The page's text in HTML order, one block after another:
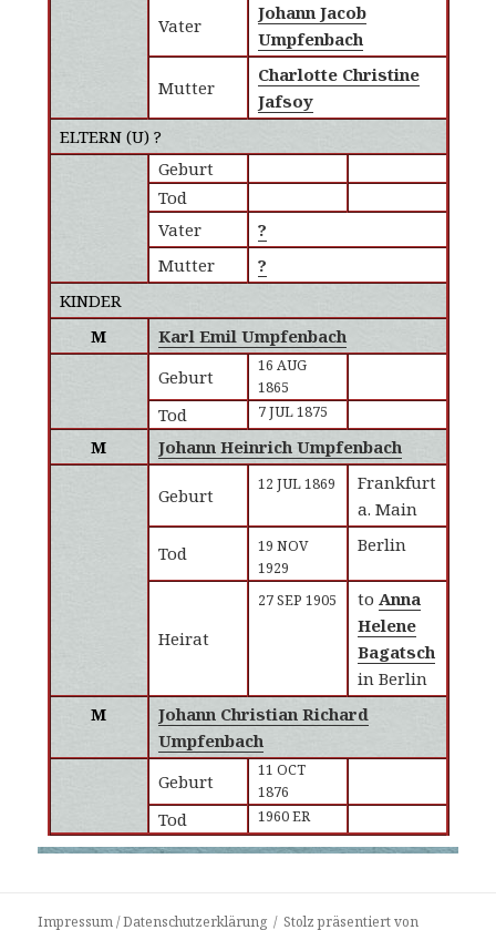
Vater
Johann Jacob
Umpfenbach
Mutter
Charlotte Christine
Jafsoy
ELTERN (U) ?
Geburt
Tod
Vater
?
Mutter
?
KINDER
M
Karl Emil Umpfenbach
Geburt
16 AUG
1865
Tod 7 JUL 1875
M Johann Heinrich Umpfenbach
Geburt
12 JUL 1869
Frankfurt
a. Main
Tod
19 NOV
1929
Berlin
Heirat
27 SEP 1905 to Anna
Helene
Bagatsch
in Berlin
M
Johann Christian Richard
Umpfenbach
Geburt
11 OCT
1876
Tod 1960 ER
Impressum / Datenschutzerklärung Stolz präsentiert von